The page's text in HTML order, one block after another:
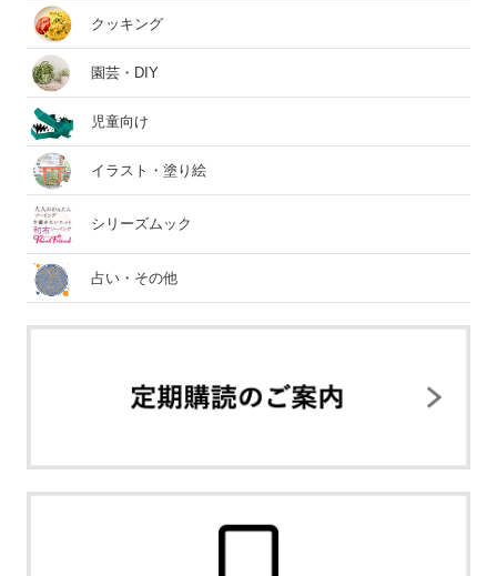
クッキング
園芸・DIY
児童向け
イラスト・塗り絵
シリーズムック
占い・その他